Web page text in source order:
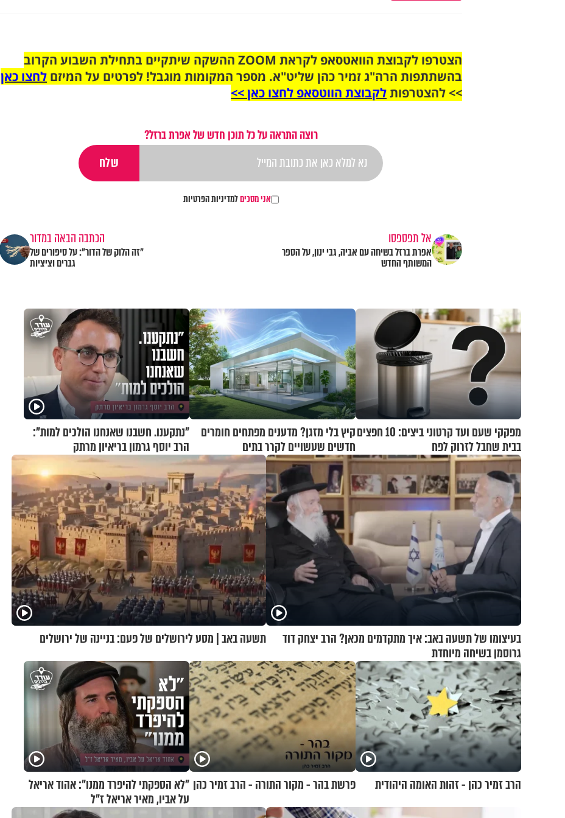
הצטרפו לקבוצת הוואטסאפ לקראת ZOOM ההשקה שיתקיים בתחילת השבוע הקרוב
בהשתתפות הרה"ג זמיר כהן שליט"א. מספר המקומות מוגבל! לפרטים על המיזם לחצו כאן
>> להצטרפותלקבוצת הווטסאפ לחצו כאן >>
רוצה התראה על כל תוכן חדש של אפרת ברזל?
אני מסכיםלמדיניות הפרטיות
אל תפספסו
אפרת ברזל בשיחה עם אביה, גבי ינון, על הספר
המשותף החדש
הכתבה הבאה במדור
"זה הלוק של הדור": על סיפורים של
גברים וציציות
מפקקי שעם ועד קרטוני ביצים: 10 חפצים
בבית שחבל לזרוק לפח
קיץ בלי מזגן? מדענים מפתחים חומרים
חדשים שעשויים לקרר בתים
"נתקענו. חשבנו שאנחנו הולכים למות":
הרב יוסף גרמון בריאיון מרתק
בעיצומו של תשעה באב: איך מתקדמים מכאן? הרב יצחק דוד
גרוסמן בשיחה מיוחדת
תשעה באב | מסע לירושלים של פעם: בניינה של ירושלים
הרב זמיר כהן - זהות האומה היהודית פרשת בהר - מקור התורה - הרב זמיר כהן "לא הספקתי להיפרד ממנו": אהוד אריאל
על אביו, מאיר אריאל ז"ל